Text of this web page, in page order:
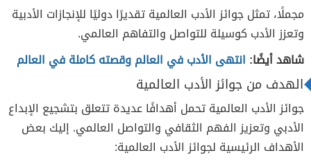
مجملًا، تمثل جوائز الأدب العالمية تقديرًا دوليًا للإنجازات الأدبية
وتعزز الأدب كوسيلة للتواصل والتفاهم العالمي.
شاهد أيضًا: انتهى الأدب في العالم وقصته كاملة في العالم
الهدف من جوائز الأدب العالمية
جوائز الأدب العالمية تحمل أهدافًا عديدة تتعلق بتشجيع الإبداع
الأدبي وتعزيز الفهم الثقافي والتواصل العالمي. إليك بعض
الأهداف الرئيسية لجوائز الأدب العالمية: